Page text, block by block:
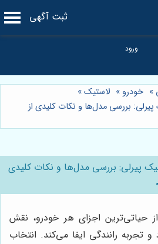
ثبت آگهی
» خودرو » لاستیک»
بررسی مدل‌ها و نکات کلیدی از
پیرلی: بررسی مدل‌ها و نکات کلیدی
حیاتی‌ترین اجزای هر خودرو، نقش
و تجربه رانندگی ایفا می‌کند. انتخاب